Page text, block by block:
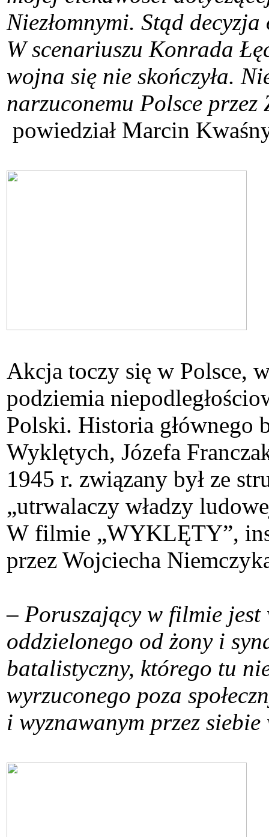
Niezłomnymi. Stąd
W scenariuszu Konrada
wojna się nie skończyła.
narzuconemu Polsce
powiedział Marcin
Akcja toczy się w Polsce,
podziemia
Polski. Historia głównego
Wyklętych, Józefa
1945 r. związany był ze
„utrwalaczy władzy
W filmie „WYKLĘTY”,
przez Wojciecha
– Poruszający w filmie jest
oddzielonego od żony i
batalistyczny, którego tu
wyrzuconego poza
i wyznawanym przez